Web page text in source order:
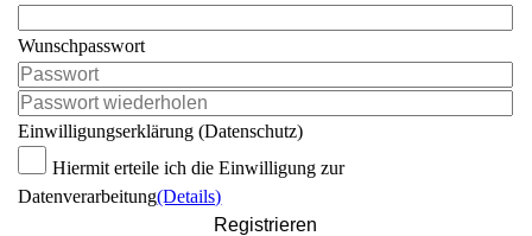
Wunschpasswort
Einwilligungserklärung (Datenschutz)
Hiermit erteile ich die Einwilligung zur
Datenverarbeitung(Details)
Registrieren